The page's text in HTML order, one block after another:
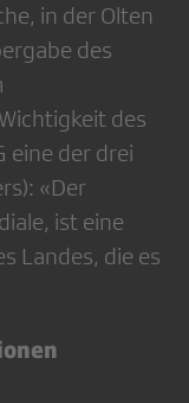
in der Olten
des
des
eine der drei
«Der
ist eine
Landes, die es